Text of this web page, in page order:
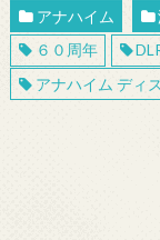
アナハイム
６０周年
アナハイム ディ